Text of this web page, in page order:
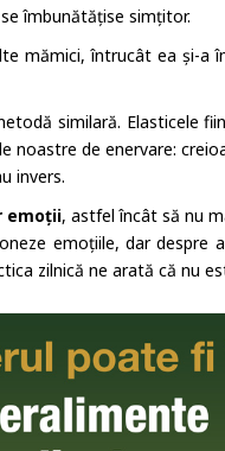
îmbunătățise simțitor.
mămici, întrucât ea și-a
similară. Elasticele
de enervare:
invers.
emoții, astfel încât să nu
emoțiile, dar despre
zilnică ne arată că nu